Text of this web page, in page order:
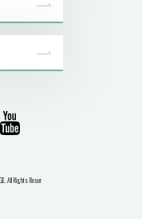
All Rights Reser